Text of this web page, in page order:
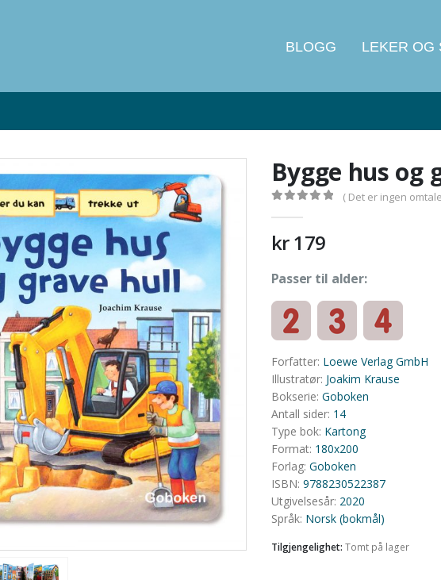
BLOGG LEKER OG
Kartong
Bygge hus og
( Det er ingen
kr179
Passer til alder:
Forfatter: Loewe Verlag GmbH
Illustratør: Joakim Krause
Bokserie: Goboken
Antall sider: 14
Type bok: Kartong
Format: 180x200
Forlag: Goboken
ISBN: 9788230522387
Utgivelsesår: 2020
Språk: Norsk (bokmål)
Tilgjengelighet: Tomt på lager